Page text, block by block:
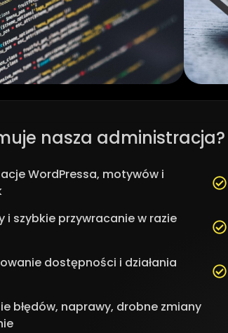
nasza administracja?
WordPressa, motywów i
i szybkie przywracanie w razie
dostępności i działania
błędów, naprawy, drobne zmiany